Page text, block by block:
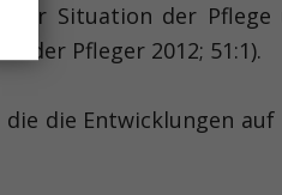
der Situation der Pflege
der Pfleger 2012; 51:1).
die Entwicklungen auf